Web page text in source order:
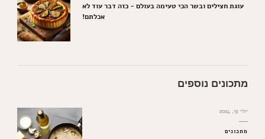
עוגת חצילים ובשר הכי טעימה בעולם - כזה דבר עוד לא
אכלתם!
מתכונים נוספים
יולי 19, 2024
מתכונים